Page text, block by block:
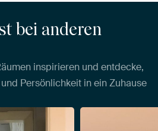
bei anderen
inspirieren und entdecke,
Persönlichkeit in ein Zuhause